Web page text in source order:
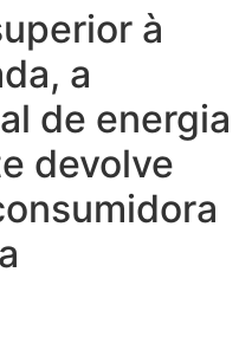
à
a
de energia
devolve